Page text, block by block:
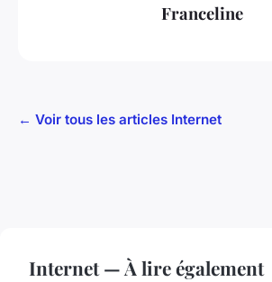
Franceline
← Voir tous les articles Internet
Internet — À lire également